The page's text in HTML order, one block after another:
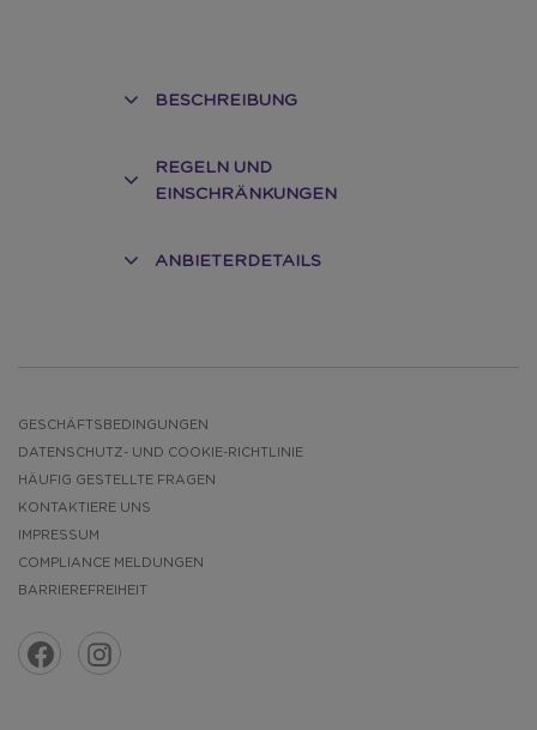
BESCHREIBUNG
REGELN UND
EINSCHRÄNKUNGEN
ANBIETERDETAILS
GESCHÄFTSBEDINGUNGEN
DATENSCHUTZ- UND COOKIE-RICHTLINIE
HÄUFIG GESTELLTE FRAGEN
KONTAKTIERE UNS
IMPRESSUM
COMPLIANCE MELDUNGEN
BARRIEREFREIHEIT